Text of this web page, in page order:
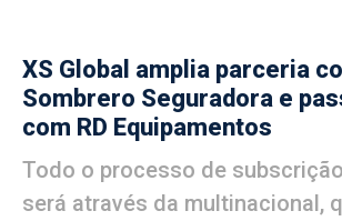
XS Global amplia parceria
Sombrero Seguradora e
com RD Equipamentos
Todo o processo de
será através da multinacional,